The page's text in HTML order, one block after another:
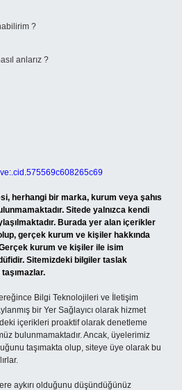
?
anlarız ?
herhangi bir marka, kurum veya şahıs
Sitede yalnızca kendi
Burada yer alan içerikler
gerçek kurum ve kişiler hakkında
kurum ve kişiler ile isim
Sitemizdeki bilgiler taslak
Bilgi Teknolojileri ve İletişim
bir Yer Sağlayıcı olarak hizmet
içerikleri proaktif olarak denetleme
bulunmamaktadır. Ancak, üyelerimiz
taşımakta olup, siteye üye olarak bu
aykırı olduğunu düşündüğünüz